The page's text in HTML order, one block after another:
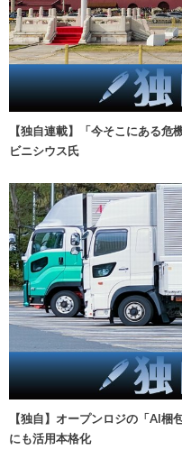
【独自連載】「今そこにある
ビニシウス氏
【独自】オープンロジの「AI
にも活用本格化